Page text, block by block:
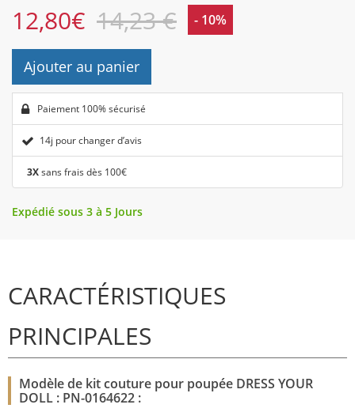
12,80€ 14,23 € - 10%
Ajouter au panier
Paiement 100% sécurisé
14j pour changer d’avis
3Xsans frais dès 100€
Expédié sous 3 à 5 Jours
CARACTÉRISTIQUES
PRINCIPALES
Modèle de kit couture pour poupée DRESS YOUR
DOLL : PN-0164622 :